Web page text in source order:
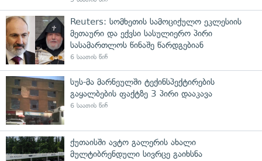
Reuters: სომხეთის სამოციქულო ეკლესიის
მეთაური და ექვსი სასულიერო პირი
სასამართლოს წინაშე წარდგებიან
6 საათის წინ
სუს-მა მარნეულში ტექინსპექტირების
გაყალბების ფაქტზე 3 პირი დააკავა
6 საათის წინ
ქუთაისში ავტო გალერის ახალი
მულტიბრენდული სივრცე გაიხსნა